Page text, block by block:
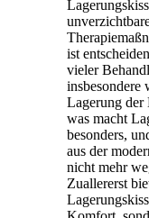
ist
vieler
insbesondere
Lagerung der
was macht
besonders,
aus der
nicht mehr
Zuallererst